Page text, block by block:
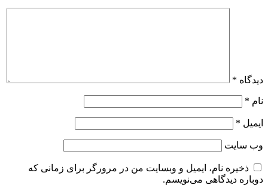
دیدگاه *
نام *
ایمیل *
وب‌ سایت
ذخیره نام، ایمیل و وبسایت من در مرورگر برای زمانی که
دوباره دیدگاهی می‌نویسم.